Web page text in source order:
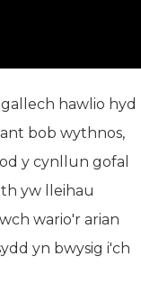
hawlio hyd
bob wythnos,
y cynllun gofal
yw lleihau
wario'r arian
yn bwysig i'ch